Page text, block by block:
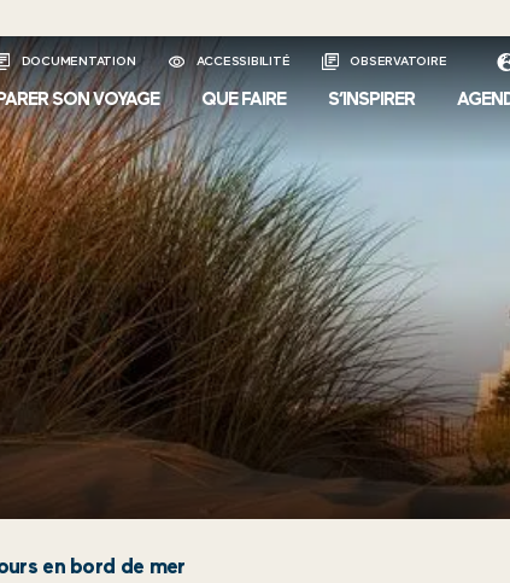
SON VOYAGE QUE FAIRE S’INSPIRER
DOCUMENTATION ACCESSIBILITÉ OBSERVATOIRE
en bord de mer